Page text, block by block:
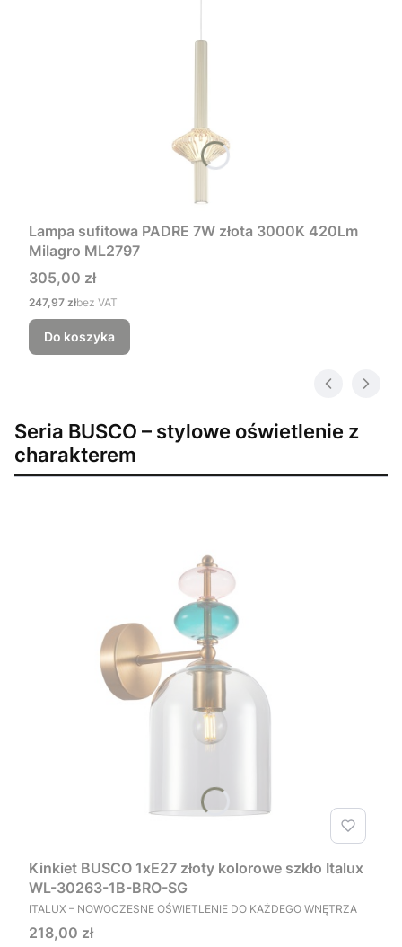
Lampa sufitowa PADRE 7W złota 3000K 420Lm
Milagro ML2797
Cena
305,00 zł
Cena
247,97 złbez VAT
Do koszyka
Seria BUSCO – stylowe oświetlenie z
charakterem
Kinkiet BUSCO 1xE27 złoty kolorowe szkło Italux
WL-30263-1B-BRO-SG
PRODUCENT
ITALUX – NOWOCZESNE OŚWIETLENIE DO KAŻDEGO WNĘTRZA
Cena
218,00 zł